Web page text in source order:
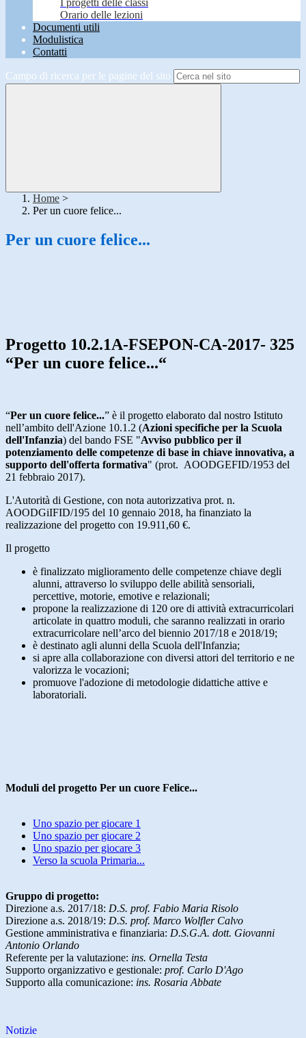
I progetti delle classi
Orario delle lezioni
Documenti utili
Modulistica
Contatti
Campo di ricerca per le pagine del sito
Home >
Per un cuore felice...
Per un cuore felice...
Progetto 10.2.1A-FSEPON-CA-2017- 325
“Per un cuore felice...“
“Per un cuore felice...” è il progetto elaborato dal nostro Istituto
nell’ambito dell'Azione 10.1.2 (Azioni specifiche per la Scuola
dell'Infanzia) del bando FSE "Avviso pubblico per il
potenziamento delle competenze di base in chiave innovativa, a
supporto dell'offerta formativa" (prot. AOODGEFID/1953 del
21 febbraio 2017).
L'Autorità di Gestione, con nota autorizzativa prot. n.
AOODGiIFID/195 del 10 gennaio 2018, ha finanziato la
realizzazione del progetto con 19.911,60 €.
Il progetto
è finalizzato miglioramento delle competenze chiave degli
alunni, attraverso lo sviluppo delle abilità sensoriali,
percettive, motorie, emotive e relazionali;
propone la realizzazione di 120 ore di attività extracurricolari
articolate in quattro moduli, che saranno realizzati in orario
extracurricolare nell’arco del biennio 2017/18 e 2018/19;
è destinato agli alunni della Scuola dell'Infanzia;
si apre alla collaborazione con diversi attori del territorio e ne
valorizza le vocazioni;
promuove l'adozione di metodologie didattiche attive e
laboratoriali.
Moduli del progetto Per un cuore Felice...
Uno spazio per giocare 1
Uno spazio per giocare 2
Uno spazio per giocare 3
Verso la scuola Primaria...
Gruppo di progetto:
Direzione a.s. 2017/18: D.S. prof. Fabio Maria Risolo
Direzione a.s. 2018/19: D.S. prof. Marco Wolfler Calvo
Gestione amministrativa e finanziaria: D.S.G.A. dott. Giovanni
Antonio Orlando
Referente per la valutazione: ins. Ornella Testa
Supporto organizzativo e gestionale: prof. Carlo D'Ago
Supporto alla comunicazione: ins. Rosaria Abbate
Notizie